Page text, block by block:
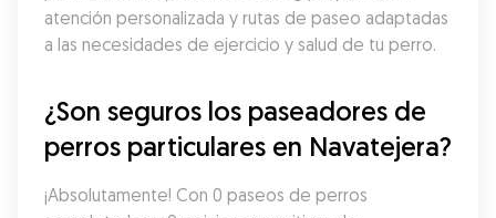
atención personalizada y rutas de paseo adaptadas
a las necesidades de ejercicio y salud de tu perro.
¿Son seguros los paseadores de
perros particulares en Navatejera?
¡Absolutamente! Con 0 paseos de perros